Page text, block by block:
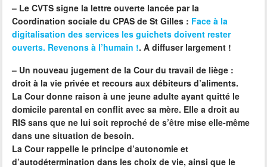
– Le CVTS signe la lettre ouverte lancée par la
Coordination sociale du CPAS de St Gilles : Face à la
digitalisation des services les guichets doivent rester
ouverts. Revenons à l’humain !. A diffuser largement !
– Un nouveau jugement de la Cour du travail de liège :
droit à la vie privée et recours aux débiteurs d’aliments.
La Cour donne raison à une jeune adulte ayant quitté le
domicile parental en conflit avec sa mère. Elle a droit au
RIS sans que ne lui soit reproché de s’être mise elle-même
dans une situation de besoin.
La Cour rappelle le principe d’autonomie et
d’autodétermination dans les choix de vie, ainsi que le